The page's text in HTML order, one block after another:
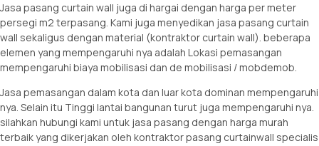
Jasa pasang curtain wall juga di hargai dengan harga per meter
persegi m2 terpasang. Kami juga menyedikan jasa pasang curtain
wall sekaligus dengan material (kontraktor curtain wall). beberapa
elemen yang mempengaruhi nya adalah Lokasi pemasangan
mempengaruhi biaya mobilisasi dan de mobilisasi / mobdemob.
Jasa pemasangan dalam kota dan luar kota dominan mempengaruhi
nya. Selain itu Tinggi lantai bangunan turut juga mempengaruhi nya.
silahkan hubungi kami untuk jasa pasang dengan harga murah
terbaik yang dikerjakan oleh kontraktor pasang curtainwall specialis